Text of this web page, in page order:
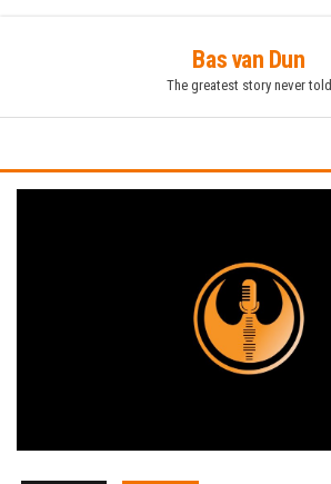
inhoud
Bas van Dun
The greatest story never told